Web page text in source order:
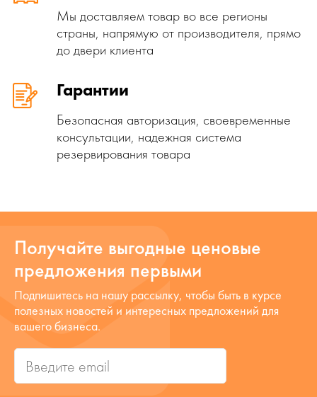
Мы доставляем товар во все регионы
страны, напрямую от производителя, прямо
до двери клиента
Гарантии
Безопасная авторизация, своевременные
консультации, надежная система
резервирования товара
Получайте выгодные ценовые
предложения первыми
Подпишитесь на нашу рассылку, чтобы быть в курсе
полезных новостей и интересных предложений для
вашего бизнеса.